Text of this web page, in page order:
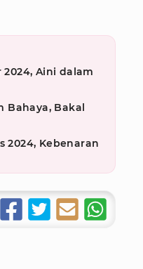
2024, Aini dalam
Bahaya, Bakal
2024, Kebenaran